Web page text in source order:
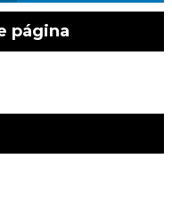
página